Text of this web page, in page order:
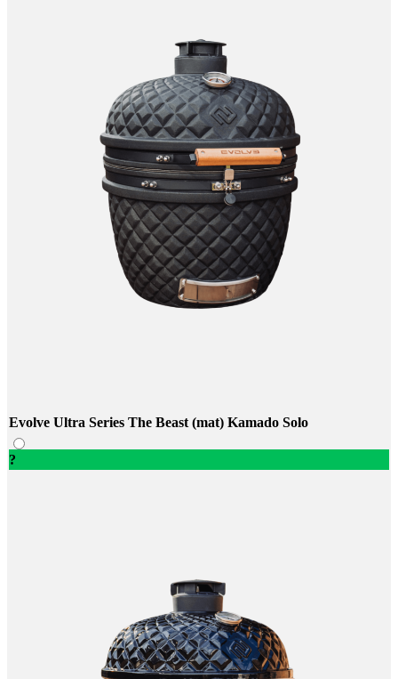
Evolve Ultra Series The Beast (mat) Kamado Solo
?